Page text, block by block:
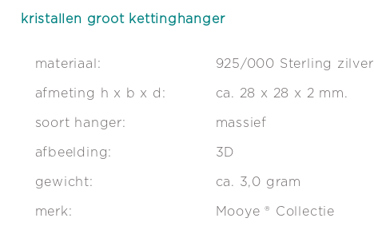
kristallen groot kettinghanger
materiaal: 925/000 Sterling zilver
afmeting h x b x d: ca. 28 x 28 x 2 mm.
soort hanger: massief
afbeelding: 3D
gewicht: ca. 3,0 gram
merk: Mooye ® Collectie